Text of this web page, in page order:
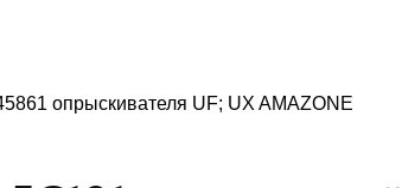
опрыскивателя UF; UX AMAZONE